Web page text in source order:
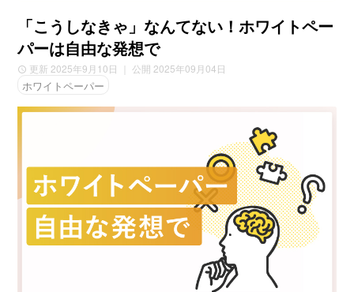
「こうしなきゃ」なんてない！ホワイトペー
パーは自由な発想で
更新 2025年9月10日 ｜ 公開 2025年09月04日
ホワイトペーパー